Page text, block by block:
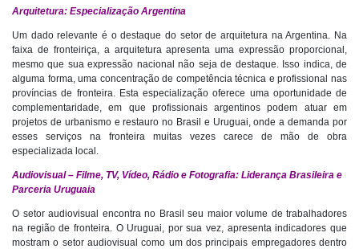
Arquitetura: Especialização Argentina
Um dado relevante é o destaque do setor de arquitetura na Argentina. Na
faixa de fronteiriça, a arquitetura apresenta uma expressão proporcional,
mesmo que sua expressão nacional não seja de destaque. Isso indica, de
alguma forma, uma concentração de competência técnica e profissional nas
províncias de fronteira. Esta especialização oferece uma oportunidade de
complementaridade, em que profissionais argentinos podem atuar em
projetos de urbanismo e restauro no Brasil e Uruguai, onde a demanda por
esses serviços na fronteira muitas vezes carece de mão de obra
especializada local.
Audiovisual – Filme, TV, Vídeo, Rádio e Fotografia: Liderança Brasileira e
Parceria Uruguaia
O setor audiovisual encontra no Brasil seu maior volume de trabalhadores
na região de fronteira. O Uruguai, por sua vez, apresenta indicadores que
mostram o setor audiovisual como um dos principais empregadores dentro